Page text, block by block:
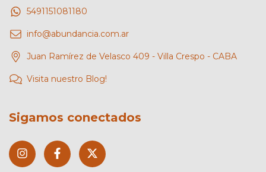
5491151081180
info@abundancia.com.ar
Juan Ramírez de Velasco 409 - Villa Crespo - CABA
Visita nuestro Blog!
Sigamos conectados